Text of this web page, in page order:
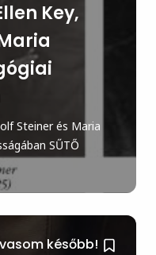
Key,
Steiner és Maria
SŰTŐ
később!